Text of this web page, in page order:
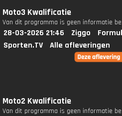
Moto3 Kwalificatie
Van dit programma is geen informatie
28-03-2026 21:46 Ziggo
Sporten.TV
Alle afleveringen
Moto2 Kwalificatie
Van dit programma is geen informatie